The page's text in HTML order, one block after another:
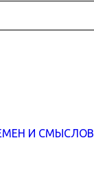
И СМЫСЛОВ